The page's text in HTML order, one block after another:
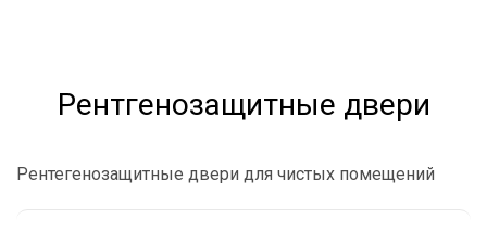
Рентгенозащитные двери
Рентегенозащитные двери для чистых помещений